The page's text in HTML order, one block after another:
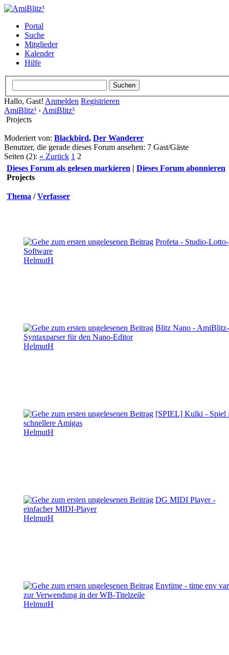
Portal
Suche
Mitglieder
Kalender
Hilfe
Hallo, Gast! Anmelden Registrieren
AmiBlitz³ › AmiBlitz³
Projects
Moderiert von: Blackbird, Der Wanderer
Benutzer, die gerade dieses Forum ansehen: 7 Gast/Gäste
Seiten (2): « Zurück 1 2
Dieses Forum als gelesen markieren | Dieses Forum abonnieren
Projects
Thema /Verfasser
Profeta - Studio-Lotto-
Software
HelmutH
Blitz Nano - AmiBlitz-
Syntaxparser für den Nano-Editor
HelmutH
[SPIEL] Kulki - Spiel
schnellere Amigas
HelmutH
DG MIDI Player -
einfacher MIDI-Player
HelmutH
Envtime - time env var
zur Verwendung in der WB-Titelzeile
HelmutH